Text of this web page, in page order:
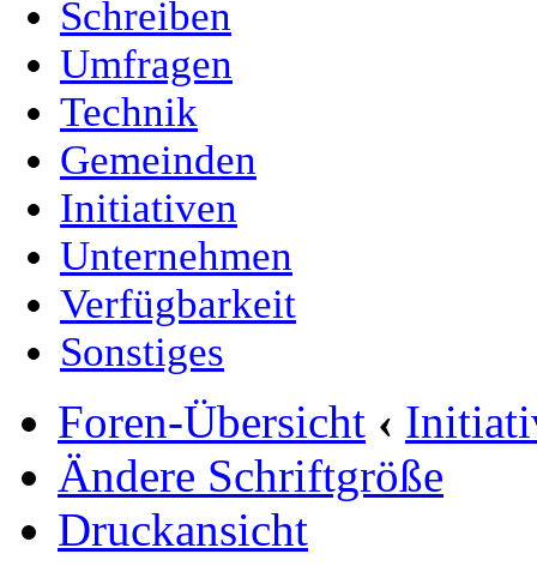
Schreiben
Umfragen
Technik
Gemeinden
Initiativen
Unternehmen
Verfügbarkeit
Sonstiges
Foren-Übersicht ‹
Ändere Schriftgröße
Druckansicht